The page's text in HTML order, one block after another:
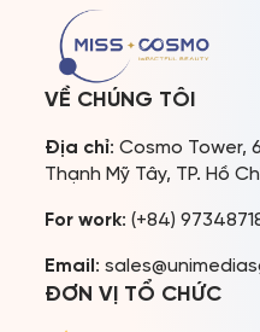
nguyên nhan sắc mới […]
VỀ CHÚNG TÔI
Địa chỉ: Cosmo Tower,
Thạnh Mỹ Tây, TP. Hồ
For work: (+84)
Email :
ĐƠN VỊ TỔ CHỨC